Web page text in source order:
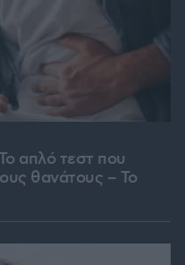
απλό τεστ που
θανάτους – Το